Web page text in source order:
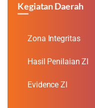
Kegiatan Daerah
Zona Integritas
Hasil Penilaian ZI
Evidence ZI